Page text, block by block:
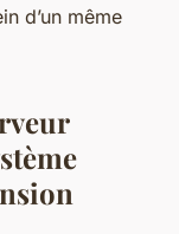
d’un même